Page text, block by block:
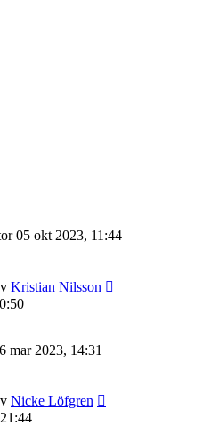
05 okt 2023, 11:44
Kristian Nilsson
mar 2023, 14:31
Nicke Löfgren